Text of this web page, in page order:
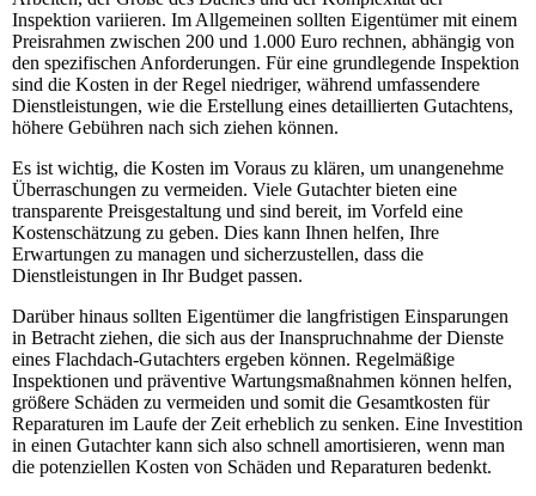
Inspektion variieren. Im Allgemeinen sollten Eigentümer mit einem
Preisrahmen zwischen 200 und 1.000 Euro rechnen, abhängig von
den spezifischen Anforderungen. Für eine grundlegende Inspektion
sind die Kosten in der Regel niedriger, während umfassendere
Dienstleistungen, wie die Erstellung eines detaillierten Gutachtens,
höhere Gebühren nach sich ziehen können.
Es ist wichtig, die Kosten im Voraus zu klären, um unangenehme
Überraschungen zu vermeiden. Viele Gutachter bieten eine
transparente Preisgestaltung und sind bereit, im Vorfeld eine
Kostenschätzung zu geben. Dies kann Ihnen helfen, Ihre
Erwartungen zu managen und sicherzustellen, dass die
Dienstleistungen in Ihr Budget passen.
Darüber hinaus sollten Eigentümer die langfristigen Einsparungen
in Betracht ziehen, die sich aus der Inanspruchnahme der Dienste
eines Flachdach-Gutachters ergeben können. Regelmäßige
Inspektionen und präventive Wartungsmaßnahmen können helfen,
größere Schäden zu vermeiden und somit die Gesamtkosten für
Reparaturen im Laufe der Zeit erheblich zu senken. Eine Investition
in einen Gutachter kann sich also schnell amortisieren, wenn man
die potenziellen Kosten von Schäden und Reparaturen bedenkt.